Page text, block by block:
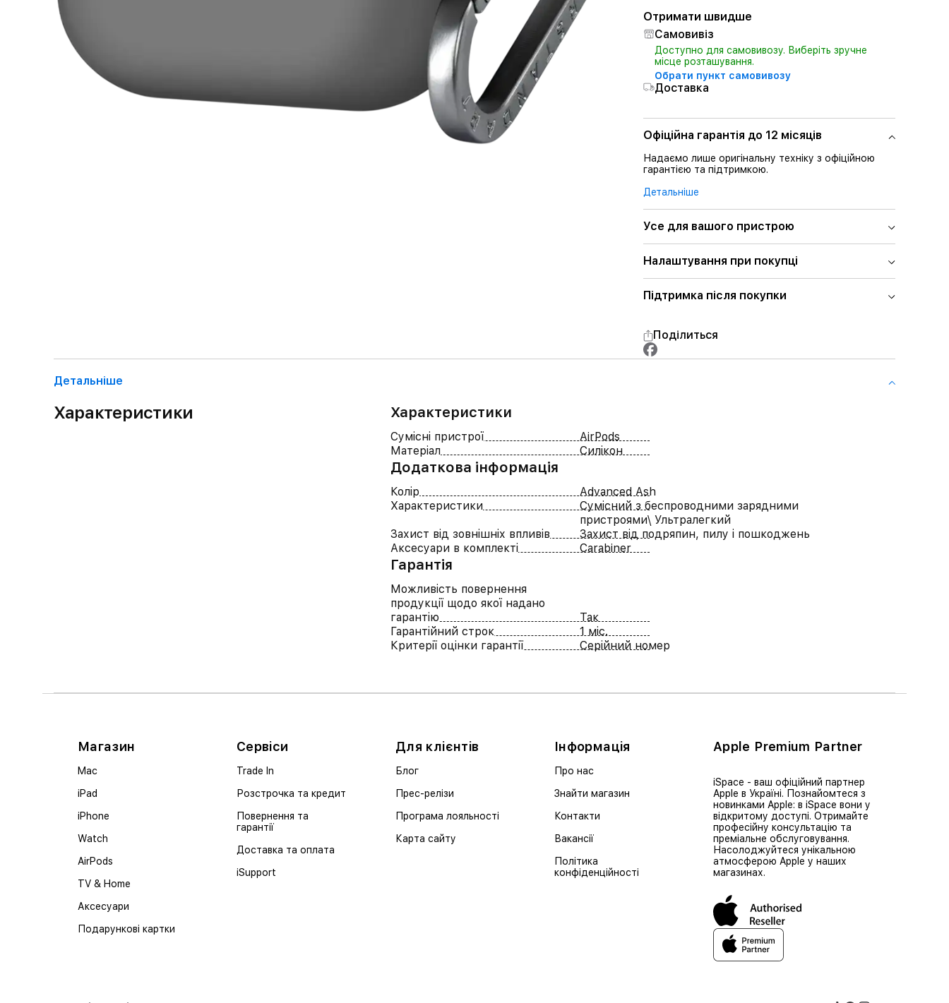
Отримати швидше
Самовивіз
Доступно для самовивозу. Виберіть зручне
місце розташування.
Обрати пункт самовивозу
Доставка
Офіційна гарантія до 12 місяців
Надаємо лише оригінальну техніку з офіційною
гарантією та підтримкою.
Детальніше
Усе для вашого пристрою
Налаштування при покупці
Підтримка після покупки
Поділиться
Детальнiше
Характеристики Характеристики
Сумісні пристрої
AirPods
Матеріал
Силікон
Додаткова інформація
Колір
Advanced Ash
Характеристики
Сумісний з беспроводними зарядними
пристроями\ Ультралегкий
Захист від зовнішніх впливів
Захист від подряпин, пилу і пошкоджень
Аксесуари в комплекті
Carabiner
Гарантія
Можливість повернення
продукції щодо якої надано
гарантію
Так
Гарантійний строк
1 міс.
Критерії оцінки гарантії
Серійний номер
Магазин
Mac
iPad
iPhone
Watch
AirPods
TV & Home
Аксесуари
Подарункові картки
Сервіси
Trade In
Розстрочка та кредит
Повернення та
гарантії
Доставка та оплата
iSupport
Для клієнтів
Блог
Прес-релізи
Програма лояльності
Карта сайту
Інформація
Про нас
Знайти магазин
Контакти
Вакансії
Політика
конфіденційності
Apple Premium Partner
iSpace - ваш офіційний партнер
Apple в Україні. Познайомтеся з
новинками Apple: в iSpace вони у
відкритому доступі. Отримайте
професійну консультацію та
преміальне обслуговування.
Насолоджуйтеся унікальною
атмосферою Apple у наших
магазинах.